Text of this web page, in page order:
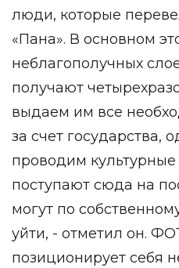
люди, которые
«Пана». В основном
неблагополучных
получают
выдаем им все
за счет государства,
проводим
поступают сюда на
могут по
уйти, - отметил он.
позиционирует себя